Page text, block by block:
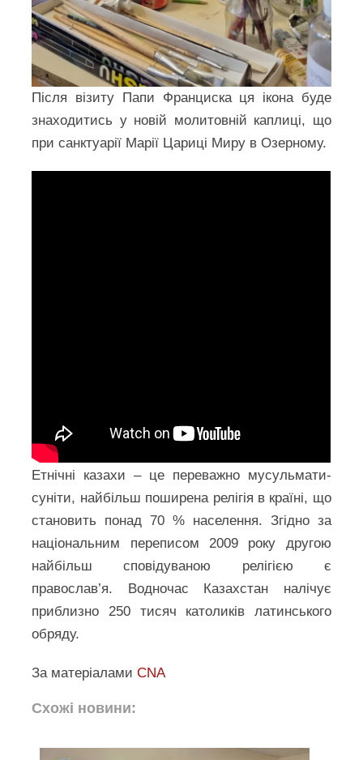
Після візиту Папи Франциска ця ікона буде
знаходитись у новій молитовній каплиці, що
при санктуарії Марії Цариці Миру в Озерному.
Етнічні казахи – це переважно мусульмати-
суніти, найбільш поширена релігія в країні, що
становить понад 70 % населення. Згідно за
національним переписом 2009 року другою
найбільш сповідуваною релігією є
православ’я. Водночас Казахстан налічує
приблизно 250 тисяч католиків латинського
обряду.
За матеріаламиCNA
Схожі новини: